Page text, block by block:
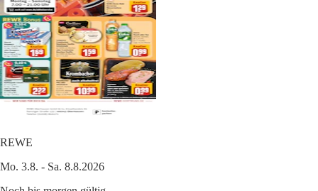
REWE
Mo. 3.8. - Sa. 8.8.2026